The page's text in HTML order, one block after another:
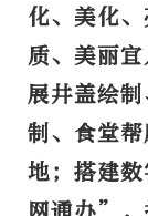
化、美化
质、美丽
展井盖绘
制、食堂
地；搭建
网通办”，